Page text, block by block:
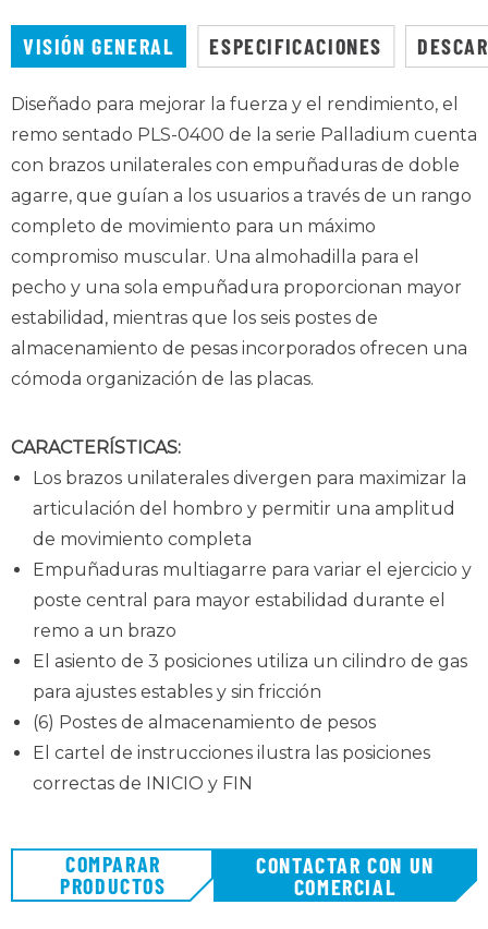
VISIÓN GENERAL ESPECIFICACIONES
Diseñado para mejorar la fuerza y el rendimiento, el
remo sentado PLS-0400 de la serie Palladium cuenta
con brazos unilaterales con empuñaduras de doble
agarre, que guían a los usuarios a través de un rango
completo de movimiento para un máximo
compromiso muscular. Una almohadilla para el
pecho y una sola empuñadura proporcionan mayor
estabilidad, mientras que los seis postes de
almacenamiento de pesas incorporados ofrecen una
cómoda organización de las placas.
CARACTERÍSTICAS:
Los brazos unilaterales divergen para maximizar la
articulación del hombro y permitir una amplitud
de movimiento completa
Empuñaduras multiagarre para variar el ejercicio y
poste central para mayor estabilidad durante el
remo a un brazo
El asiento de 3 posiciones utiliza un cilindro de gas
para ajustes estables y sin fricción
(6) Postes de almacenamiento de pesos
El cartel de instrucciones ilustra las posiciones
correctas de INICIO y FIN
COMPARAR
PRODUCTOS
CONTACTAR CON UN
COMERCIAL